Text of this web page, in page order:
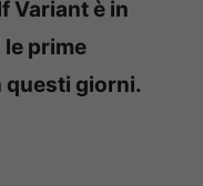
Variant è in
prime
questi giorni.